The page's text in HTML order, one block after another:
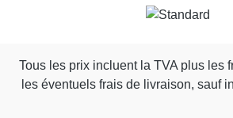
Tous les prix incluent la TVA plus les
les éventuels frais de livraison, sauf